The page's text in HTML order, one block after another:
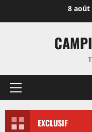
8 août
Menu
EXCLUSIF